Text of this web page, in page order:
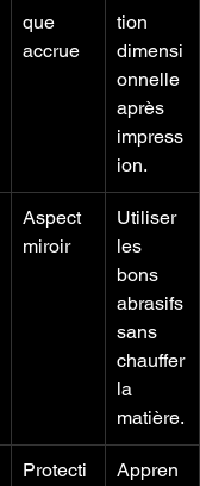
que
accrue
tion
dimensi
onnelle
après
impress
ion.
Aspect
miroir
Utiliser
les
bons
abrasifs
sans
chauffer
la
matière.
Protecti
Appren